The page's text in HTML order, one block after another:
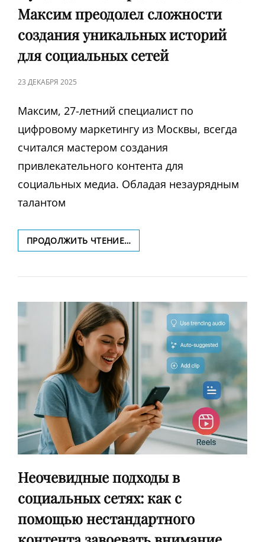
Максим преодолел сложности
создания уникальных историй
для социальных сетей
ЗАПИСЬ
23 ДЕКАБРЯ 2025
Максим, 27-летний специалист по
цифровому маркетингу из Москвы, всегда
считался мастером создания
привлекательного контента для
социальных медиа. Обладая незаурядным
талантом
ПРОДОЛЖИТЬ ЧТЕНИЕ…
ЧЕРЕЗ
КАК
ПРЕОДОЛЕЛ
СЛОЖНОСТИ
СОЗДАНИЯ
УНИКАЛЬНЫХ
ИСТОРИЙ
СОЦИАЛЬНЫХ
СЕТЕЙ
Неочевидные подходы в
социальных сетях: как с
помощью нестандартного